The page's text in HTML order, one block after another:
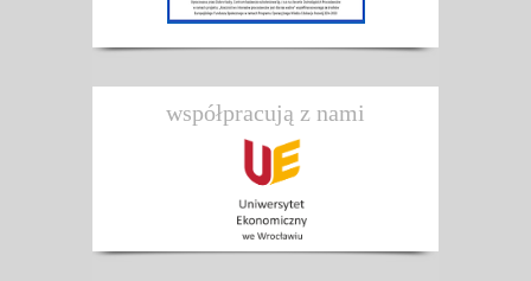
współpracują z nami